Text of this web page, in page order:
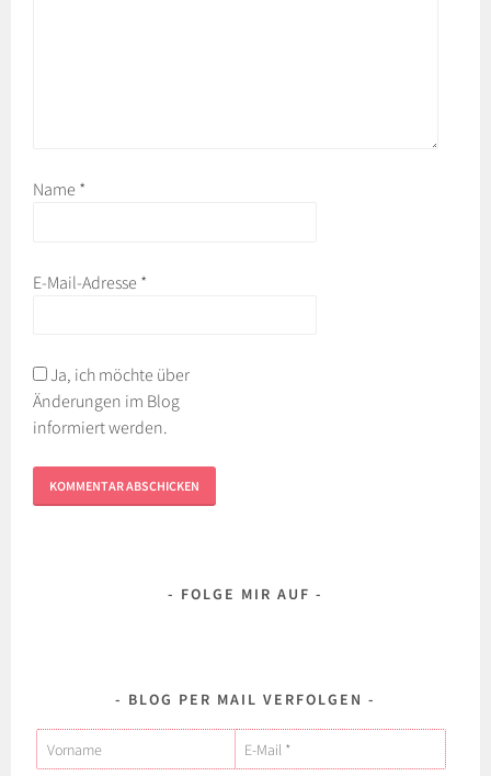
Name *
E-Mail-Adresse *
Ja, ich möchte über
Änderungen im Blog
informiert werden.
FOLGE MIR AUF
BLOG PER MAIL VERFOLGEN